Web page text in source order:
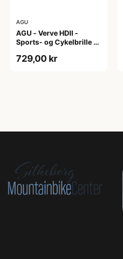
AGU
AGU - Verve HDII -
Sports- og Cykelbrille -
Sort/Gul
729,00 kr